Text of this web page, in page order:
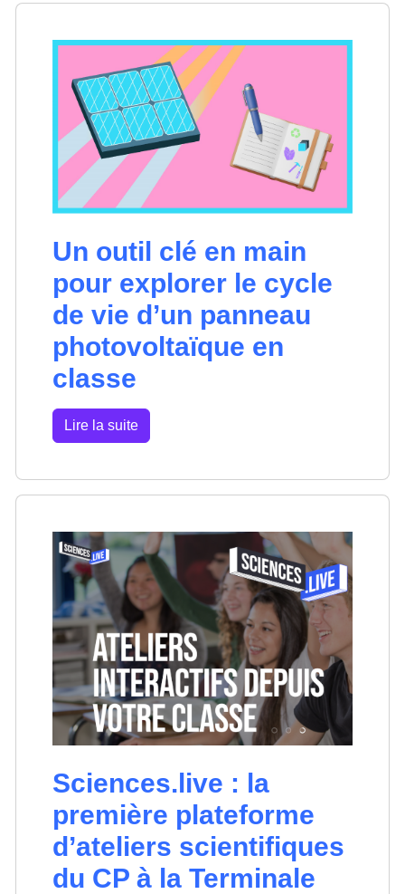
Un outil clé en main
pour explorer le cycle
de vie d’un panneau
photovoltaïque en
classe
Lire la suite
Sciences.live : la
première plateforme
d’ateliers scientifiques
du CP à la Terminale